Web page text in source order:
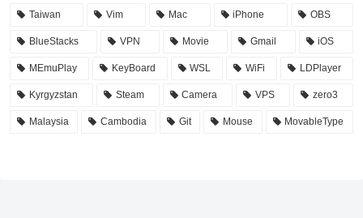
Taiwan Vim Mac iPhone OBS
BlueStacks VPN Movie Gmail iOS
MEmuPlay KeyBoard WSL WiFi LDPlayer
Kyrgyzstan Steam Camera VPS zero3
Malaysia Cambodia Git Mouse MovableType